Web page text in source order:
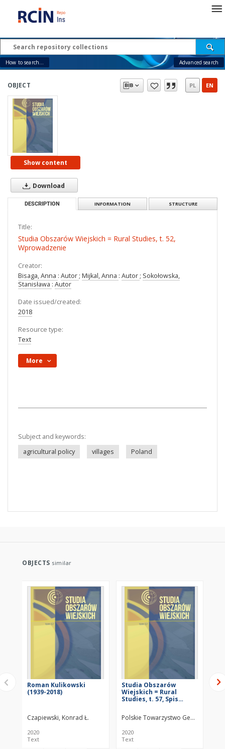
How to search... Advanced search
OBJECT PL EN
Show content
Download
DESCRIPTION INFORMATION STRUCTURE
Title:
Studia Obszarów Wiejskich = Rural Studies, t. 52,
Wprowadzenie
Creator:
Bisaga, Anna : Autor ; Mijkal, Anna : Autor ; Sokołowska,
Stanisława : Autor
Date issued/created:
2018
Resource type:
Text
More
Subject and keywords:
agricultural policy
villages Poland
OBJECTS similar
Roman Kulikowski
(1939-2018)
Czapiewski, Konrad Ł.
2020
Text
Studia Obszarów
Wiejskich = Rural
Studies, t. 57, Spis
Polskie Towarzystwo
2020
Text